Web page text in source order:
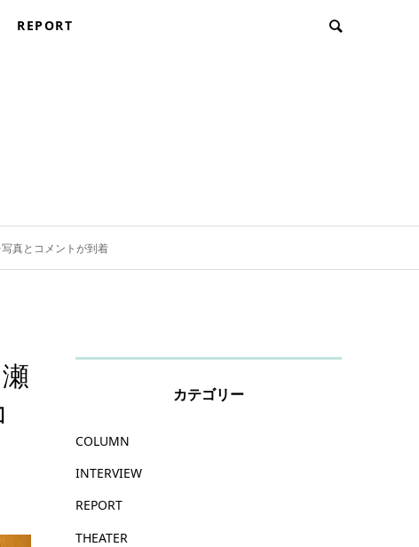
REPORT
真とコメントが到着
カテゴリー
COLUMN
INTERVIEW
REPORT
THEATER